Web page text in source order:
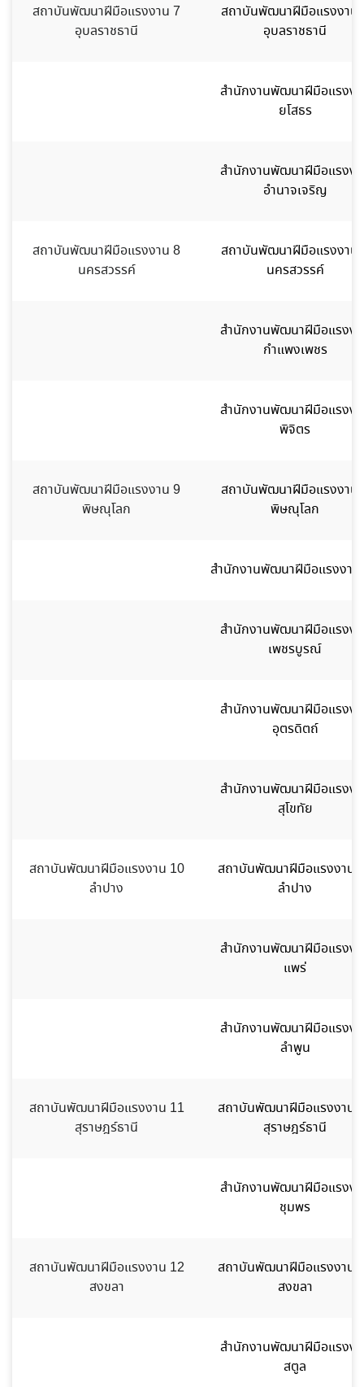
สถาบันพัฒนาฝีมือแรงงาน 7
อุบลราชธานี
สถาบันพัฒนาฝีมือแรงงาน
อุบลราชธานี
สำนักงานพัฒนาฝีมือแรงง
ยโสธร
สำนักงานพัฒนาฝีมือแรงง
อำนาจเจริญ
สถาบันพัฒนาฝีมือแรงงาน 8
นครสวรรค์
สถาบันพัฒนาฝีมือแรงงาน
นครสวรรค์
สำนักงานพัฒนาฝีมือแรงง
กำแพงเพชร
สำนักงานพัฒนาฝีมือแรงง
พิจิตร
สถาบันพัฒนาฝีมือแรงงาน 9
พิษณุโลก
สถาบันพัฒนาฝีมือแรงงาน
พิษณุโลก
สำนักงานพัฒนาฝีมือแรงงาน
สำนักงานพัฒนาฝีมือแรงง
เพชรบูรณ์
สำนักงานพัฒนาฝีมือแรงง
อุตรดิตถ์
สำนักงานพัฒนาฝีมือแรงง
สุโขทัย
สถาบันพัฒนาฝีมือแรงงาน 10
ลำปาง
สถาบันพัฒนาฝีมือแรงงาน
ลำปาง
สำนักงานพัฒนาฝีมือแรงง
แพร่
สำนักงานพัฒนาฝีมือแรงง
ลำพูน
สถาบันพัฒนาฝีมือแรงงาน 11
สุราษฎร์ธานี
สถาบันพัฒนาฝีมือแรงงาน
สุราษฎร์ธานี
สำนักงานพัฒนาฝีมือแรงง
ชุมพร
สถาบันพัฒนาฝีมือแรงงาน 12
สงขลา
สถาบันพัฒนาฝีมือแรงงาน
สงขลา
สำนักงานพัฒนาฝีมือแรงง
สตูล